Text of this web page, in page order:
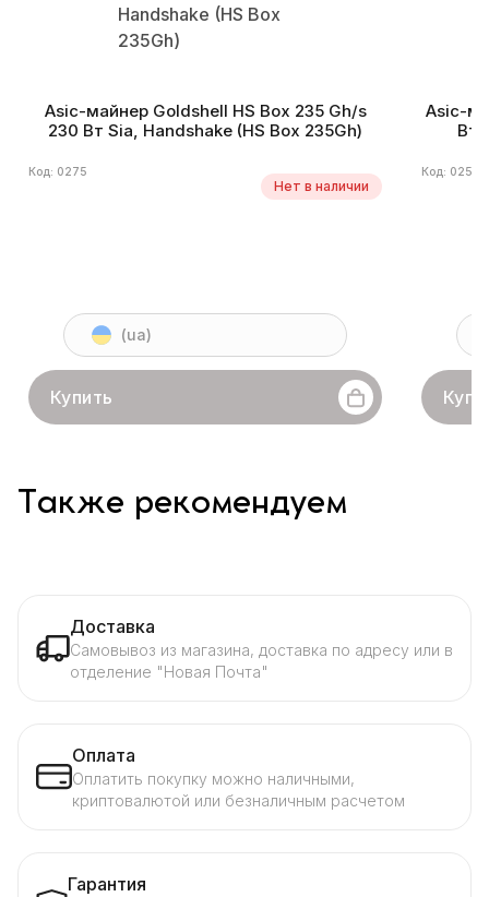
Asic-майнер Goldshell HS Box 235 Gh/s
230 Вт Sia, Handshake (HS Box 235Gh)
Код: 0275
Нет в наличии
(ua)
Купить
Asic-
Вт
Код: 0258
Также рекомендуем
Доставка
Самовывоз из магазина, доставка по адресу или в
отделение "Новая Почта"
Оплата
Оплатить покупку можно наличными,
криптовалютой или безналичным расчетом
Гарантия